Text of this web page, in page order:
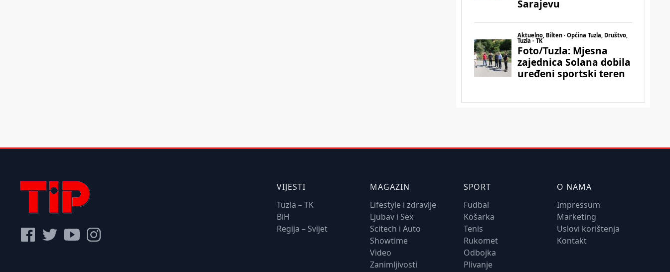
VIJESTI
Tuzla – TK
BiH
Regija – Svijet
MAGAZIN
Lifestyle i zdravlje
Ljubav i Sex
Scitech i Auto
Showtime
Video
Zanimljivosti
SPORT
Fudbal
Košarka
Tenis
Rukomet
Odbojka
Plivanje
O NAMA
Impressum
Marketing
Uslovi korištenja
Kontakt